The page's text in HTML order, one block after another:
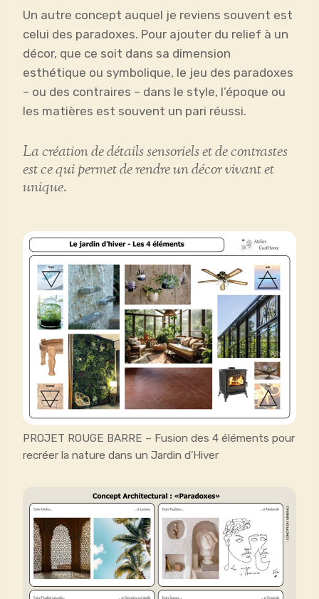
Un autre concept auquel je reviens souvent est
celui des paradoxes. Pour ajouter du relief à un
décor, que ce soit dans sa dimension
esthétique ou symbolique, le jeu des paradoxes
– ou des contraires – dans le style, l’époque ou
les matières est souvent un pari réussi.
La création de détails sensoriels et de contrastes
est ce qui permet de rendre un décor vivant et
unique.
PROJET ROUGE BARRE – Fusion des 4 éléments pour
recréer la nature dans un Jardin d’Hiver